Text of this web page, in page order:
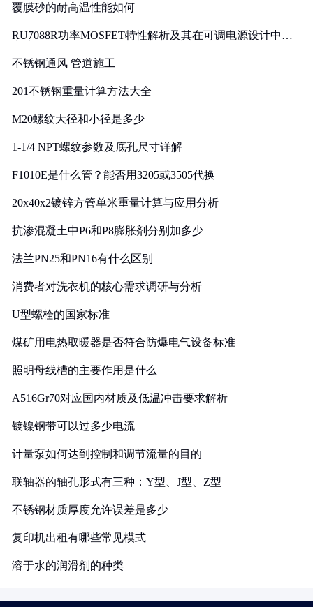
覆膜砂的耐高温性能如何
RU7088R功率MOSFET特性解析及其在可调电源设计中的
不锈钢通风 管道施工
201不锈钢重量计算方法大全
M20螺纹大径和小径是多少
1-1/4 NPT螺纹参数及底孔尺寸详解
F1010E是什么管？能否用3205或3505代换
20x40x2镀锌方管单米重量计算与应用分析
抗渗混凝土中P6和P8膨胀剂分别加多少
法兰PN25和PN16有什么区别
消费者对洗衣机的核心需求调研与分析
U型螺栓的国家标准
煤矿用电热取暖器是否符合防爆电气设备标准
照明母线槽的主要作用是什么
A516Gr70对应国内材质及低温冲击要求解析
镀镍钢带可以过多少电流
计量泵如何达到控制和调节流量的目的
联轴器的轴孔形式有三种：Y型、J型、Z型
不锈钢材质厚度允许误差是多少
复印机出租有哪些常见模式
溶于水的润滑剂的种类